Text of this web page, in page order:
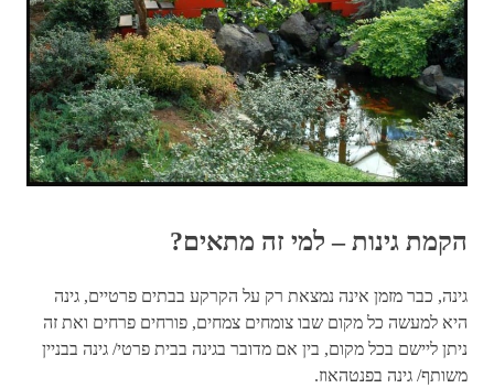
הקמת גינות – למי זה מתאים?
גינה, כבר מזמן אינה נמצאת רק על הקרקע בבתים פרטיים, גינה
היא למעשה כל מקום שבו צומחים צמחים, פורחים פרחים ואת זה
ניתן ליישם בכל מקום, בין אם מדובר בגינה בבית פרטי/ גינה בבניין
משותף/ גינה בפנטהאוז.